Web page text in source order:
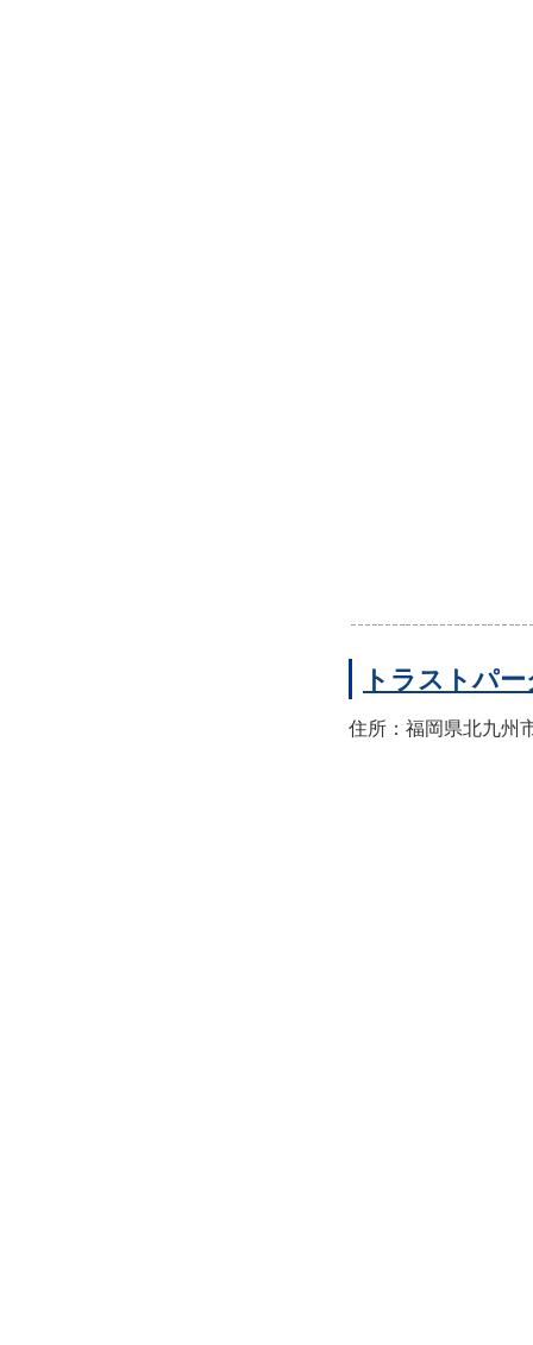
トラストパ
住所：福岡県北九州